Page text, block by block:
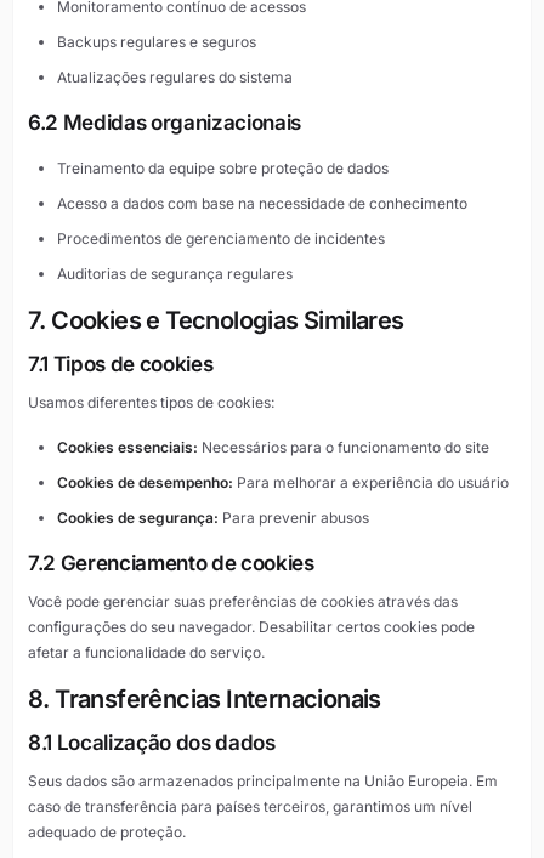
Monitoramento contínuo de acessos
Backups regulares e seguros
Atualizações regulares do sistema
6.2 Medidas organizacionais
Treinamento da equipe sobre proteção de dados
Acesso a dados com base na necessidade de conhecimento
Procedimentos de gerenciamento de incidentes
Auditorias de segurança regulares
7. Cookies e Tecnologias Similares
7.1 Tipos de cookies
Usamos diferentes tipos de cookies:
Cookies essenciais: Necessários para o funcionamento do site
Cookies de desempenho: Para melhorar a experiência do usuário
Cookies de segurança: Para prevenir abusos
7.2 Gerenciamento de cookies
Você pode gerenciar suas preferências de cookies através das
configurações do seu navegador. Desabilitar certos cookies pode
afetar a funcionalidade do serviço.
8. Transferências Internacionais
8.1 Localização dos dados
Seus dados são armazenados principalmente na União Europeia. Em
caso de transferência para países terceiros, garantimos um nível
adequado de proteção.